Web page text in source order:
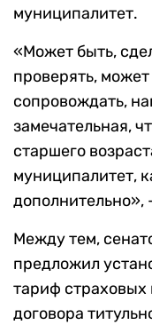
муниципалитет.
«Может быть,
проверять,
сопровождать,
замечательная,
старшего
муниципалитет,
дополнительно»,
Между тем,
предложил
тариф
договора